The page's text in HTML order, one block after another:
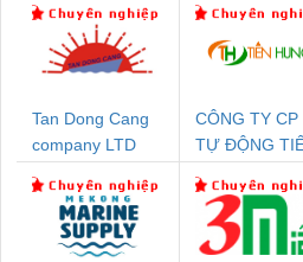
Tan Dong Cang
company LTD
CÔNG TY CP
TỰ ĐỘNG